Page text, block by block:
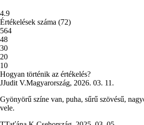
4.9
Értékelések száma (72)
564
48
30
20
10
Hogyan történik az értékelés?
JJudit V.Magyarország, 2026. 03. 11.
Gyönyörű színe van, puha, sűrű szövésű,
vele.